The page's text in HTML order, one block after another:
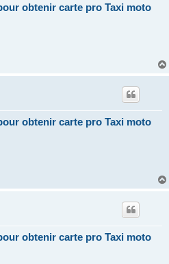
obtenir carte pro Taxi moto
obtenir carte pro Taxi moto
obtenir carte pro Taxi moto